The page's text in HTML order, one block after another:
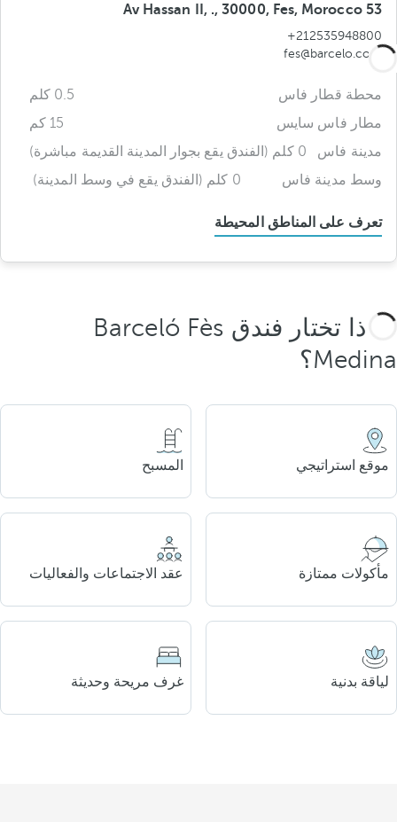
53 Av Hassan II, ., 30000, Fes, Morocco
+212535948800
fes@barcelo.com
محطة قطار فاس
0.5 كلم
مطار فاس سايس
15 كم
مدينة فاس
0 كلم (الفندق يقع بجوار المدينة القديمة مباشرة)
وسط مدينة فاس
0 كلم (الفندق يقع في وسط المدينة)
تعرف على المناطق المحيطة
لماذا تختار فندق Barceló Fès
Medina؟
موقع استراتيجي المسبح
مأكولات ممتازة عقد الاجتماعات والفعاليات
لياقة بدنية غرف مريحة وحديثة